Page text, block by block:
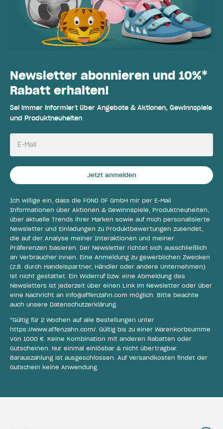
Newsletter abonnieren und 10%*
Rabatt erhalten!
Sei immer informiert über Angebote & Aktionen, Gewinnspiele
und Produktneuheiten
E-Mail
Jetzt anmelden
Ich willige ein, dass die FOND OF GmbH mir per E-Mail
Informationen über Aktionen & Gewinnspiele, Produktneuheiten,
über aktuelle Trends ihrer Marken sowie auf mich personalisierte
Newsletter und Einladungen zu Produktbewertungen zusendet,
die auf der Analyse meiner Interaktionen und meiner
Präferenzen basieren. Der Newsletter richtet sich ausschließlich
an Verbraucher:innen. Eine Anmeldung zu gewerblichen Zwecken
(z.B. durch Handelspartner, Händler oder andere Unternehmen)
ist nicht gestattet. Ein Widerruf bzw. eine Abmeldung des
Newsletters ist jederzeit über einen Link im Newsletter oder über
eine Nachricht an info@affenzahn.com möglich. Bitte beachte
auch unsere Datenschutzerklärung.
*Gültig für 2 Wochen auf alle Bestellungen unter
https://www.affenzahn.com/. Gültig bis zu einer Warenkorbsumme
von 1000 €. Keine Kombination mit anderen Rabatten oder
Gutscheinen. Nur einmal einlösbar & nicht übertragbar.
Barauszahlung ist ausgeschlossen. Auf Versandkosten findet der
Gutschein keine Anwendung.